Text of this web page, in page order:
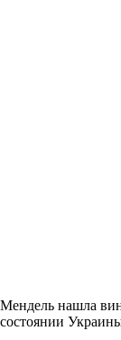
Мендель нашла
состоянии